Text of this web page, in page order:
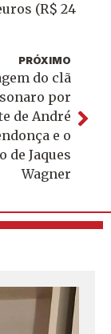
(R$ 24
PRÓXIMO
do clã
por
de André
e o
de Jaques
Wagner